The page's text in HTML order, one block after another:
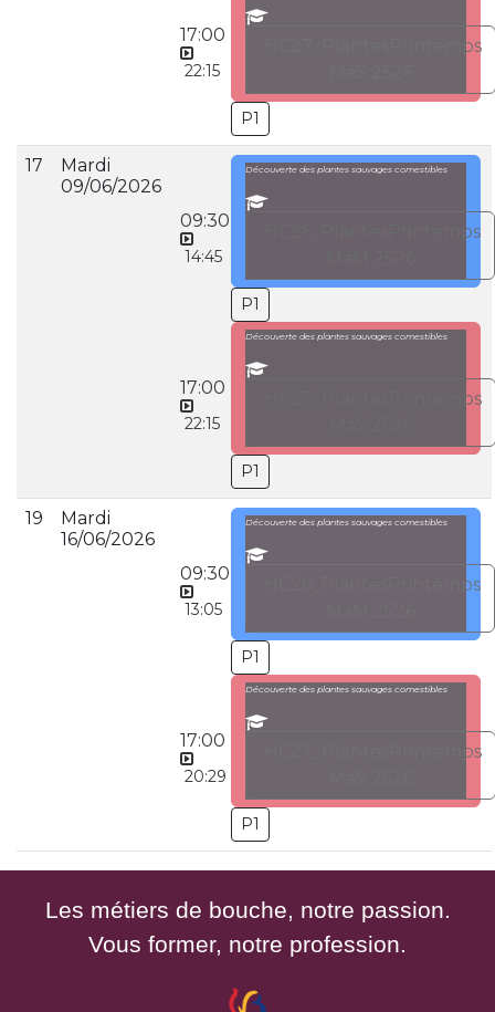
17:00
22:15
HC27_PlantesPrintemps
P1
17
Mardi
09/06/2026
09:30
14:45
Découverte des plantes sauvages comestibles
HC26_PlantesPrintemps
P1
17:00
22:15
Découverte des plantes sauvages comestibles
HC27_PlantesPrintemps
P1
19
Mardi
16/06/2026
09:30
13:05
Découverte des plantes sauvages comestibles
HC26_PlantesPrintemps
P1
17:00
20:29
Découverte des plantes sauvages comestibles
HC27_PlantesPrintemps
P1
Les métiers de bouche, notre passion.
Vous former, notre profession.